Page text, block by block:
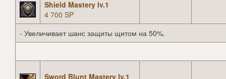
Shield Mastery lv.1
4 700 SP
- Увеличивает шанс защиты щитом на 50%.
Sword Blunt Mastery lv.1